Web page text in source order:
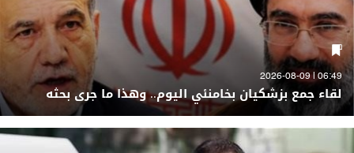
06:49 | 2026-08-09
لقاء جمع بزشكيان بخامنئي اليوم.. وهذا ما جرى بحثه